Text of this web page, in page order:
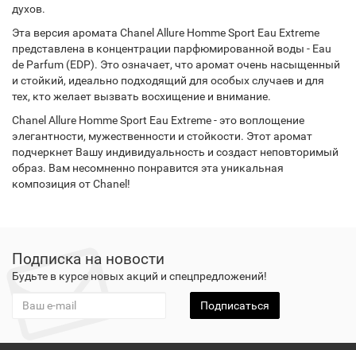
духов.
Эта версия аромата Chanel Allure Homme Sport Eau Extreme
представлена в концентрации парфюмированной воды - Eau
de Parfum (EDP). Это означает, что аромат очень насыщенный
и стойкий, идеально подходящий для особых случаев и для
тех, кто желает вызвать восхищение и внимание.
Chanel Allure Homme Sport Eau Extreme - это воплощение
элегантности, мужественности и стойкости. Этот аромат
подчеркнет Вашу индивидуальность и создаст неповторимый
образ. Вам несомненно понравится эта уникальная
композиция от Chanel!
Подписка на новости
Будьте в курсе новых акций и спецпредложений!
Подписаться